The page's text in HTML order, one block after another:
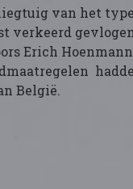
van het
verkeerd
Erich
België.